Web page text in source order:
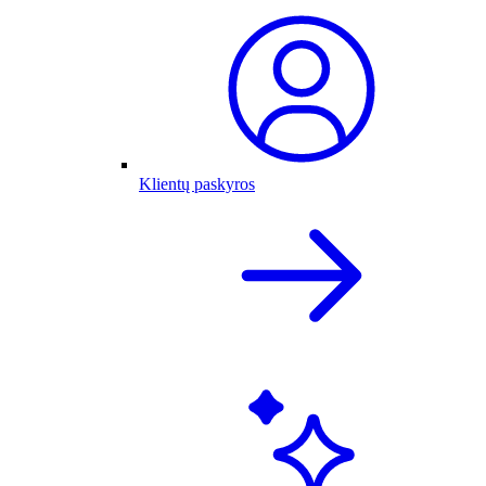
Klientų paskyros